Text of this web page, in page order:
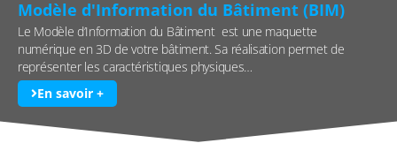
Modèle d'Information du Bâtiment (BIM)
Le Modèle d’Information du Bâtiment est une maquette
numérique en 3D de votre bâtiment. Sa réalisation permet de
représenter les caractéristiques physiques…
En savoir +